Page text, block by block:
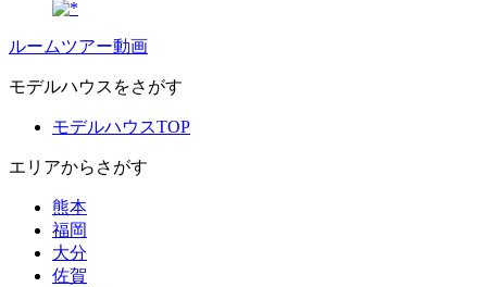
ルームツアー動画
モデルハウスをさがす
モデルハウスTOP
エリアからさがす
熊本
福岡
大分
佐賀